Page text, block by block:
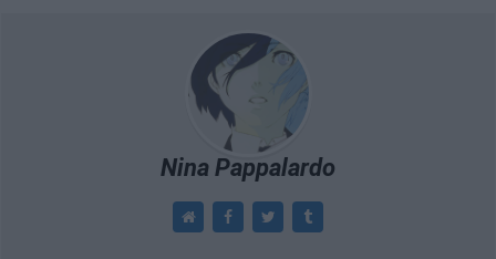
Nina Pappalardo